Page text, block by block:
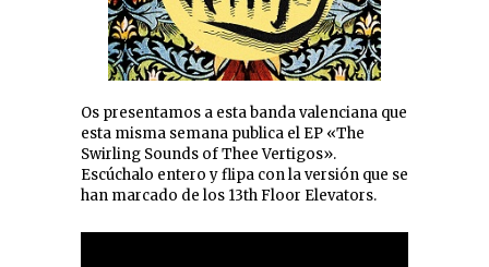
Os presentamos a esta banda valenciana que
esta misma semana publica el EP «The
Swirling Sounds of Thee Vertigos».
Escúchalo entero y flipa con la versión que se
han marcado de los 13th Floor Elevators.